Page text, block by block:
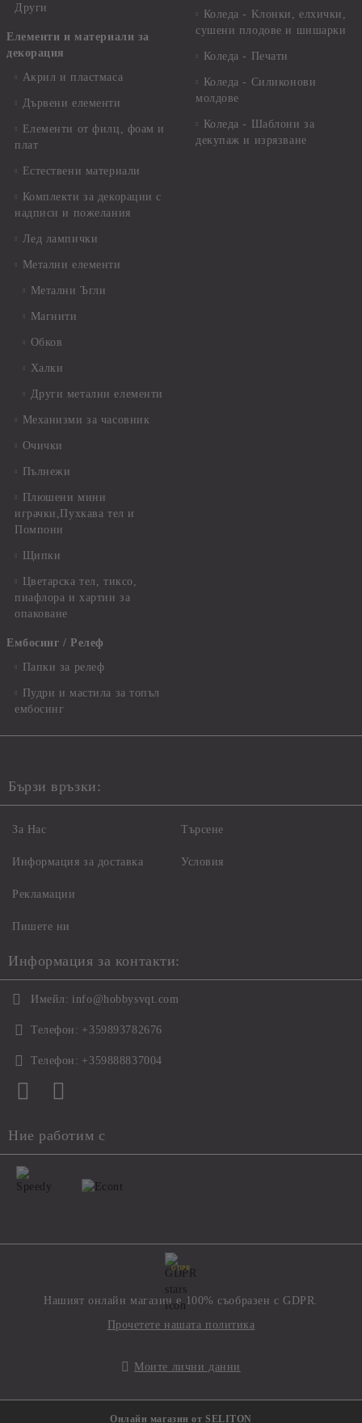
Други
Елементи и материали за
декорация
Акрил и пластмаса
Дървени елементи
Елементи от филц, фоам и
плат
Естествени материали
Комплекти за декорации с
надписи и пожелания
Лед лампички
Метални елементи
Метални Ъгли
Магнити
Обков
Халки
Други метални елементи
Механизми за часовник
Очички
Пълнежи
Плюшени мини
играчки,Пухкава тел и
Помпони
Щипки
Цветарска тел, тиксо,
пиафлора и хартии за
опаковане
Ембосинг / Релеф
Папки за релеф
Пудри и мастила за топъл
ембосинг
Коледа - Kлонки, елхички,
сушени плодове и шишарки
Коледа - Печати
Коледа - Силиконови
молдове
Коледа - Шаблони за
декупаж и изрязване
Бързи връзки:
За Нас
Информация за доставка
Рекламации
Пишете ни
Търсене
Условия
Информация за контакти:
Имейл: info@hobbysvqt.com
Телефон: +359893782676
Телефон: +359888837004
Ние работим с
GDPR
Нашият онлайн магазин е 100% съобразен с GDPR.
Прочетете нашата политика
Моите лични данни
Онлайн магазин от SELITON